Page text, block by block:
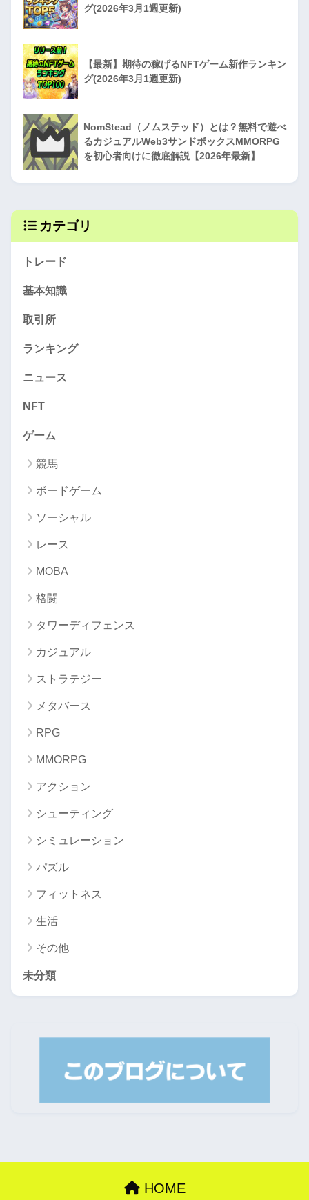
グ(2026年3月1週更新)
【最新】期待の稼げるNFTゲーム新作ランキン
グ(2026年3月1週更新)
NomStead（ノムステッド）とは？無料で遊べ
るカジュアルWeb3サンドボックスMMORPG
を初心者向けに徹底解説【2026年最新】
カテゴリ
トレード
基本知識
取引所
ランキング
ニュース
NFT
ゲーム
競馬
ボードゲーム
ソーシャル
レース
MOBA
格闘
タワーディフェンス
カジュアル
ストラテジー
メタバース
RPG
MMORPG
アクション
シューティング
シミュレーション
パズル
フィットネス
生活
その他
未分類
HOME